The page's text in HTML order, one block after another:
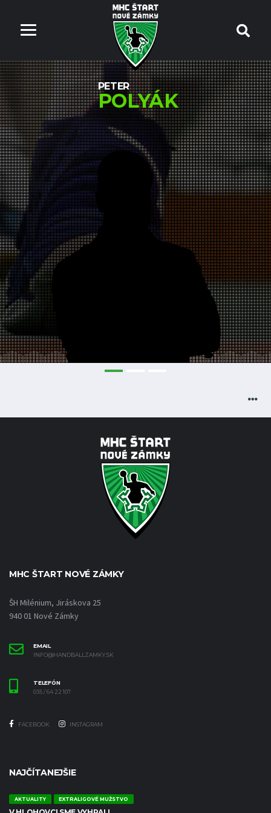
PETER
POLYÁK
MHC ŠTART NOVÉ ZÁMKY
ŠH Milénium, Jiráskova 25
940 01 Nové Zámky
EMAIL
INFO@HANDBALLZAMKY.SK
TELEFÓN
035 / 64 22 107
FACEBOOK INSTAGRAM
NAJČÍTANEJŠIE
AKTUALITY EXTRALIGOVÉ MUŽSTVO